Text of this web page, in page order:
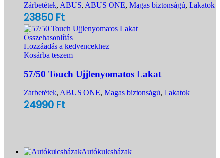
Zárbetétek, ABUS, ABUS ONE, Magas biztonságú, Lakatok
23850 Ft
Összehasonlítás
Hozzáadás a kedvencekhez
Kosárba teszem
57/50 Touch Ujjlenyomatos Lakat
Zárbetétek, ABUS ONE, Magas biztonságú, Lakatok
24990 Ft
Autókulcsházak